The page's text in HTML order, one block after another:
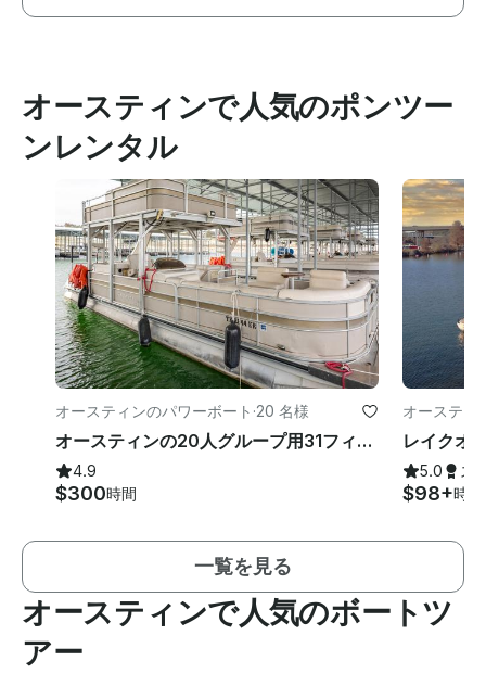
オースティンで人気のポンツー
ンレンタル
オースティンのパワーボート ·20 名様
オースティンの20人グループ用31フィートトリトゥーンパーティーボート
4.9
$300時間
オースティ
5.0 ス
$98+時間
一覧を見る
オースティンで人気のボートツ
アー